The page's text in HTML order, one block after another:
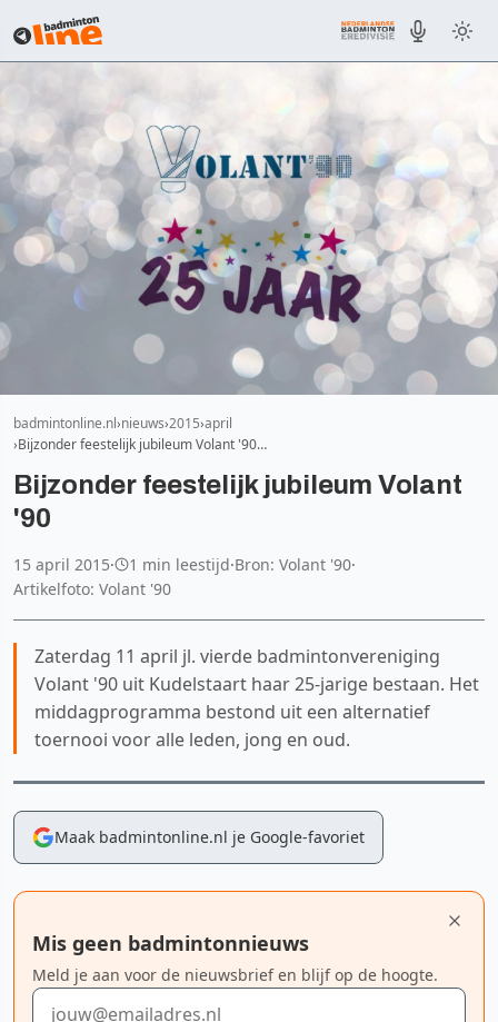
badmintonline.nl nieuws 2015 april
Bijzonder feestelijk jubileum Volant '90…
Bijzonder feestelijk jubileum Volant
'90
15 april 2015· 1 min leestijd·Bron: Volant '90·
Artikelfoto: Volant '90
Zaterdag 11 april jl. vierde badmintonvereniging
Volant '90 uit Kudelstaart haar 25-jarige bestaan. Het
middagprogramma bestond uit een alternatief
toernooi voor alle leden, jong en oud.
Maak badmintonline.nl je Google-favoriet
Mis geen badmintonnieuws
Meld je aan voor de nieuwsbrief en blijf op de hoogte.
E-mailadres